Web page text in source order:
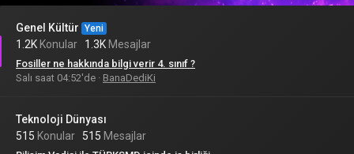
Genel Kültür Yeni
1.2K Konular 1.3K Mesajlar
Fosiller ne hakkında bilgi verir 4. sınıf ?
Salı saat 04:52'de
BanaDediKi
Teknoloji Dünyası
515 Konular 515 Mesajlar